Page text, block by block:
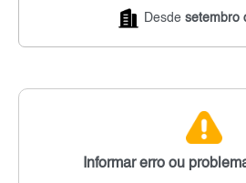
Desde setembro
Informar erro ou